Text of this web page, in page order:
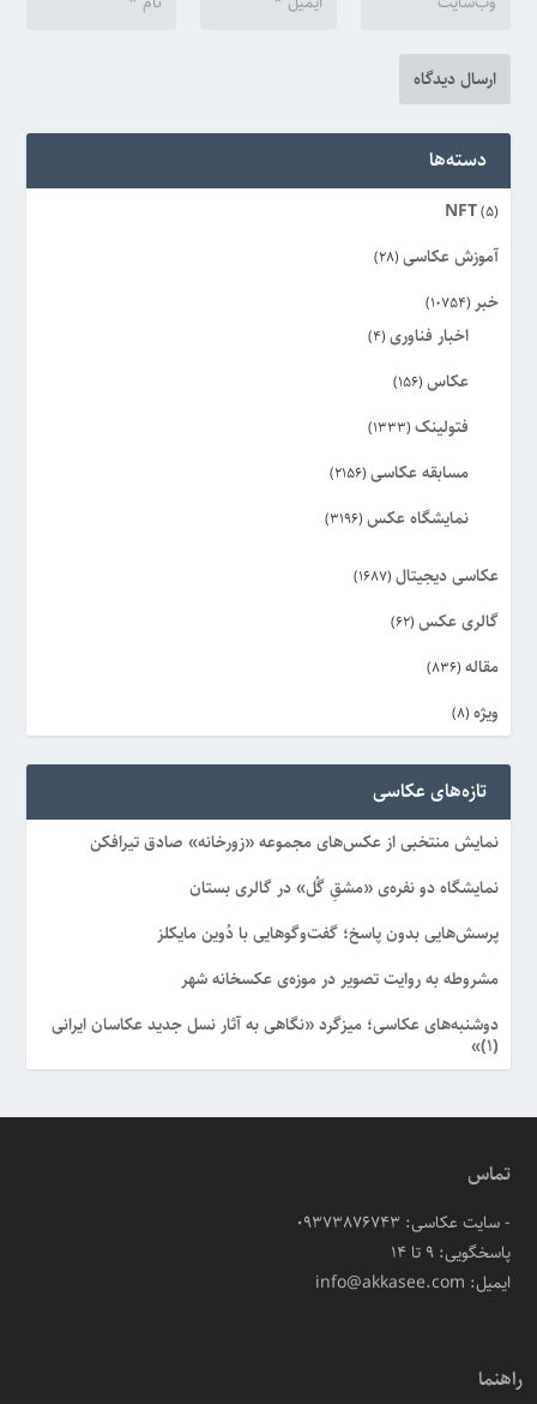
دسته‌ها
NFT(5)
آموزش عکاسی (28)
خبر (10754)
اخبار فناوری (4)
عکاس (156)
فتولینک (1333)
مسابقه عکاسی (2156)
نمایشگاه عکس (3196)
عکاسی دیجیتال (1687)
گالری عکس (62)
مقاله (836)
ویژه (8)
تازه‌های عکاسی
نمایش منتخبی از عکس‌های مجموعه «زورخانه» صادق تیرافکن
نمایشگاه دو نفره‌ی «مشقِ گُل» در گالری بستان
پرسش‌هایی بدون پاسخ؛ گفت‌وگوهایی با دُوین مایکلز
مشروطه به روایت تصویر در موزه‌ی عکسخانه شهر
دوشنبه‌های عکاسی؛ میزگرد «نگاهی به آثار نسل جدید عکاسان ایرانی
(۱)»
تماس
- سایت عکاسی: 09373876743
پاسخگویی: ۹ تا ۱۴
ایمیل: info@akkasee.com
راهنما